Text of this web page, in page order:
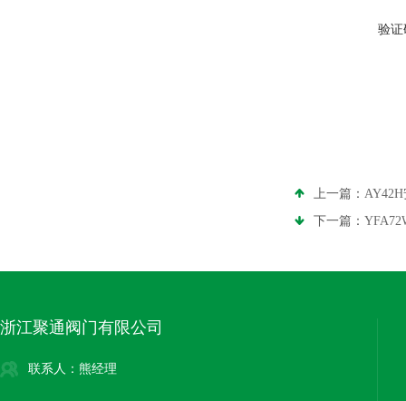
验证
上一篇：
下一篇：
浙江聚通阀门有限公司
联系人：熊经理